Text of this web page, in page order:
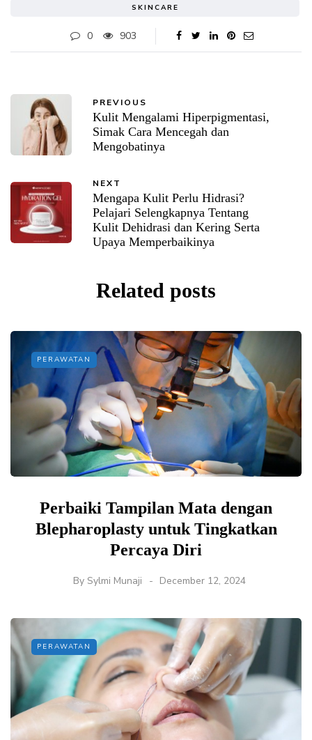
SKINCARE
0 903
PREVIOUS
Kulit Mengalami Hiperpigmentasi,
Simak Cara Mencegah dan
Mengobatinya
NEXT
Mengapa Kulit Perlu Hidrasi?
Pelajari Selengkapnya Tentang
Kulit Dehidrasi dan Kering Serta
Upaya Memperbaikinya
Related posts
PERAWATAN
Perbaiki Tampilan Mata dengan
Blepharoplasty untuk Tingkatkan
Percaya Diri
By Sylmi Munaji December 12, 2024
PERAWATAN